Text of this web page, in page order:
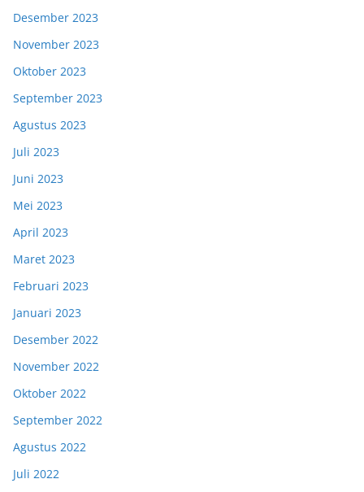
Desember 2023
November 2023
Oktober 2023
September 2023
Agustus 2023
Juli 2023
Juni 2023
Mei 2023
April 2023
Maret 2023
Februari 2023
Januari 2023
Desember 2022
November 2022
Oktober 2022
September 2022
Agustus 2022
Juli 2022